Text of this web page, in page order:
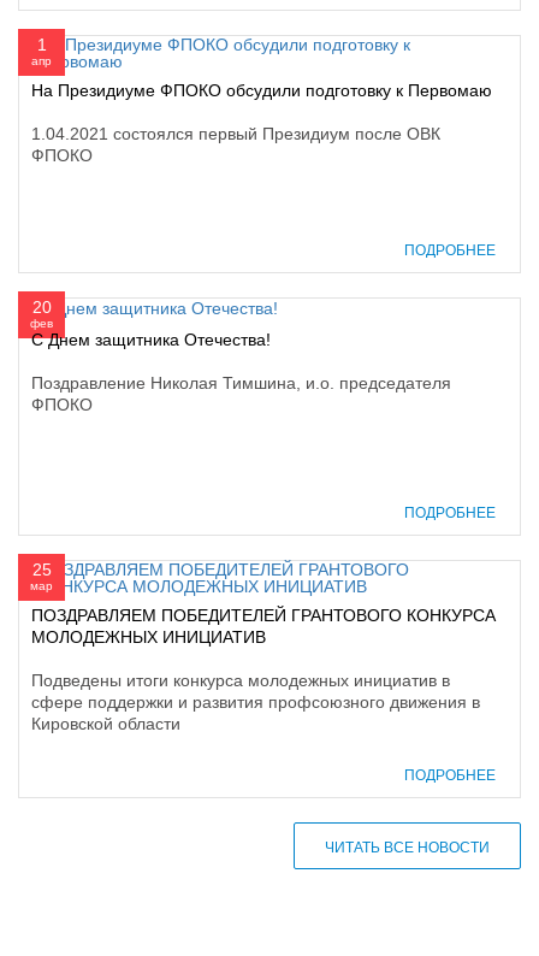
1
апр
На Президиуме ФПОКО обсудили подготовку к Первомаю
1.04.2021 состоялся первый Президиум после ОВК
ФПОКО
ПОДРОБНЕЕ
20
фев
С Днем защитника Отечества!
Поздравление Николая Тимшина, и.о. председателя
ФПОКО
ПОДРОБНЕЕ
25
мар
ПОЗДРАВЛЯЕМ ПОБЕДИТЕЛЕЙ ГРАНТОВОГО КОНКУРСА
МОЛОДЕЖНЫХ ИНИЦИАТИВ
Подведены итоги конкурса молодежных инициатив в
сфере поддержки и развития профсоюзного движения в
Кировской области
ПОДРОБНЕЕ
ЧИТАТЬ ВСЕ НОВОСТИ